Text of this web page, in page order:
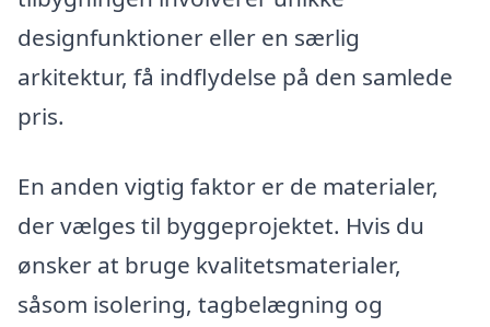
designfunktioner eller en særlig
arkitektur, få indflydelse på den samlede
pris.
En anden vigtig faktor er de materialer,
der vælges til byggeprojektet. Hvis du
ønsker at bruge kvalitetsmaterialer,
såsom isolering, tagbelægning og